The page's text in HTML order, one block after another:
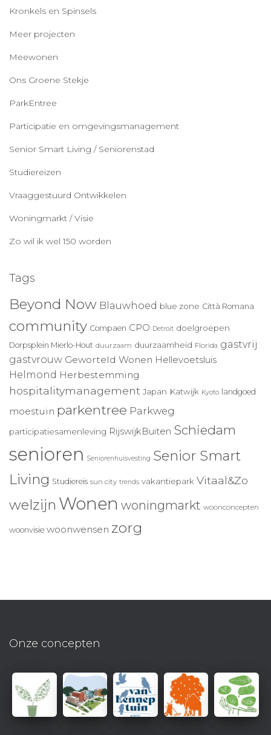
Kronkels en Spinsels
Meer projecten
Meewonen
Ons Groene Stekje
ParkEntree
Participatie en omgevingsmanagement
Senior Smart Living / Seniorenstad
Studiereizen
Vraaggestuurd Ontwikkelen
Woningmarkt / Visie
Zo wil ik wel 150 worden
Tags
Beyond Now Blauwhoed blue zone Città Romana
community Compaen CPO Detroit doelgroepen
Dorpsplein Mierlo-Hout duurzaam duurzaamheid Florida gastvrij
gastvrouw Geworteld Wonen Hellevoetsluis
Helmond Herbestemming
hospitalitymanagement Japan Katwijk Kyoto landgoed
moestuin parkentree Parkweg
participatiesamenleving RijswijkBuiten Schiedam
senioren Seniorenhuisvesting Senior Smart
Living Studiereis sun city trends vakantiepark Vitaal&Zo
welzijn Wonen woningmarkt woonconcepten
woonvisie woonwensen zorg
Onze concepten